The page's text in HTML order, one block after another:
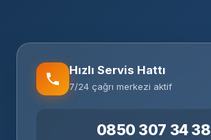
Hızlı Servis Hattı
7/24 çağrı merkezi aktif
0850 307 34 38